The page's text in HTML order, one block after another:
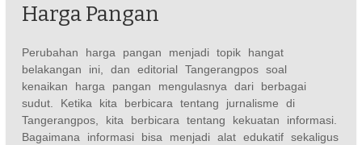
Harga Pangan
Perubahan harga pangan menjadi topik hangat
belakangan ini, dan editorial Tangerangpos soal
kenaikan harga pangan mengulasnya dari berbagai
sudut. Ketika kita berbicara tentang jurnalisme di
Tangerangpos, kita berbicara tentang kekuatan informasi.
Bagaimana informasi bisa menjadi alat edukatif sekaligus